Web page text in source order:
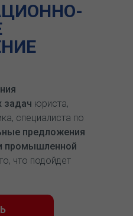
задач юриста,
специалиста по
предложения
промышленной
что подойдет